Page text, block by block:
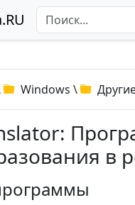
Windows \
в